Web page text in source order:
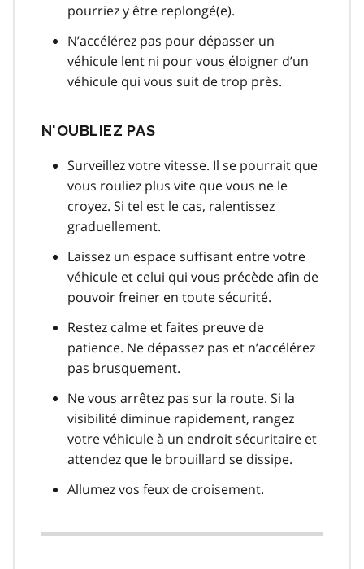
pourriez y être replongé(e).
N’accélérez pas pour dépasser un
véhicule lent ni pour vous éloigner d’un
véhicule qui vous suit de trop près.
N'OUBLIEZ PAS
Surveillez votre vitesse. Il se pourrait que
vous rouliez plus vite que vous ne le
croyez. Si tel est le cas, ralentissez
graduellement.
Laissez un espace suffisant entre votre
véhicule et celui qui vous précède afin de
pouvoir freiner en toute sécurité.
Restez calme et faites preuve de
patience. Ne dépassez pas et n’accélérez
pas brusquement.
Ne vous arrêtez pas sur la route. Si la
visibilité diminue rapidement, rangez
votre véhicule à un endroit sécuritaire et
attendez que le brouillard se dissipe.
Allumez vos feux de croisement.